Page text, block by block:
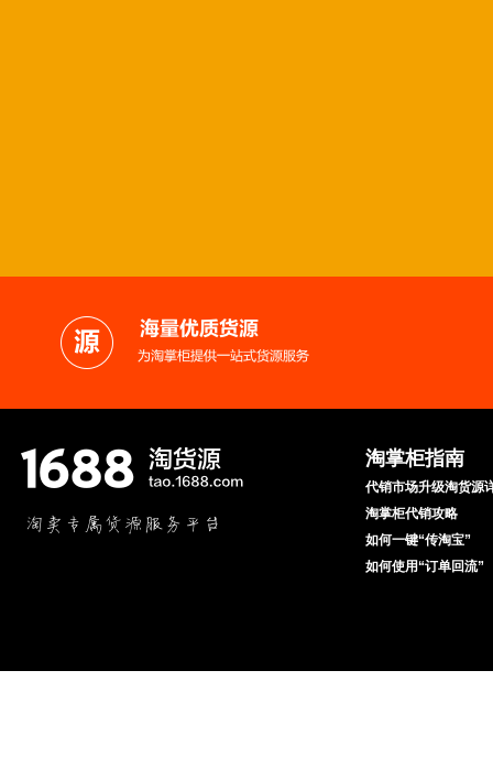
淘掌柜指南
代销市场升级淘货源
淘掌柜代销攻略
如何一键“传淘宝”
如何使用“订单回流”